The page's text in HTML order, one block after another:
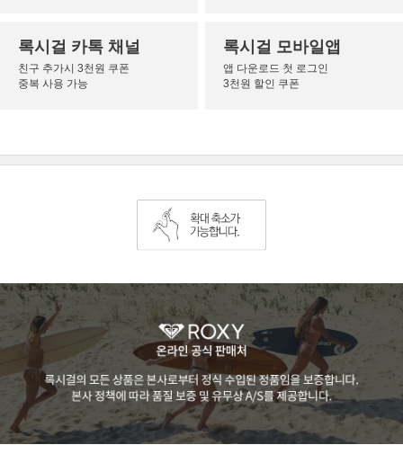
록시걸 카톡 채널
친구 추가시 3천원 쿠폰
중복 사용 가능
록시걸 모바일앱
앱 다운로드 첫 로그인
3천원 할인 쿠폰